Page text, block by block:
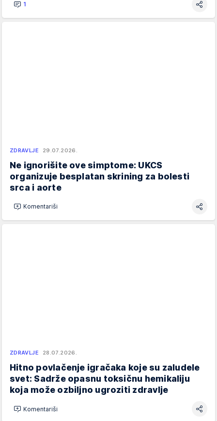
1
ZDRAVLJE 29.07.2026.
Ne ignorišite ove simptome: UKCS
organizuje besplatan skrining za bolesti
srca i aorte
Komentariši
ZDRAVLJE 28.07.2026.
Hitno povlačenje igračaka koje su zaludele
svet: Sadrže opasnu toksičnu hemikaliju
koja može ozbiljno ugroziti zdravlje
Komentariši